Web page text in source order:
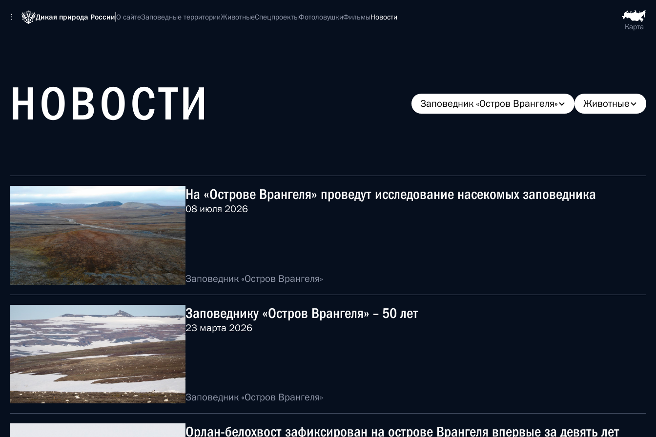
Дикая природа РоссииО сайтеЗаповедные территорииЖивотныеСпецпроектыФотоловушкиФильмыНовости
Карта
НОВОСТИ Заповедник «Остров Врангеля» Животные
На «Острове Врангеля» проведут исследование насекомых заповедника
08 июля 2026
Заповедник «Остров Врангеля»
Заповеднику «Остров Врангеля» – 50 лет
23 марта 2026
Заповедник «Остров Врангеля»
Орлан-белохвост зафиксирован на острове Врангеля впервые за девять лет